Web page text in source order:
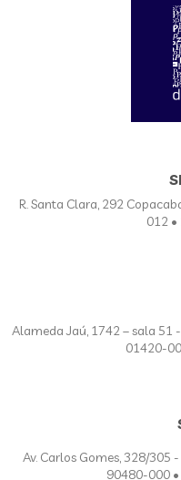
R. Santa Clara, 292
012
Alameda Jaú, 1742 – sala 51
01420-
Av. Carlos Gomes, 328/305
90480-000